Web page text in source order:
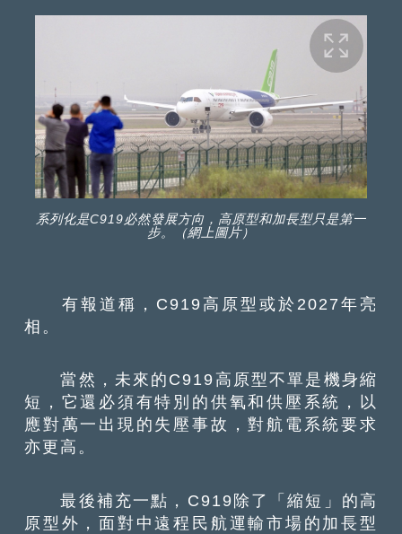
系列化是C919必然發展方向，高原型和加長型只是第一
步。（網上圖片）
有報道稱，C919高原型或於2027年亮
相。
當然，未來的C919高原型不單是機身縮
短，它還必須有特別的供氧和供壓系統，以
應對萬一出現的失壓事故，對航電系統要求
亦更高。
最後補充一點，C919除了「縮短」的高
原型外，面對中遠程民航運輸市場的加長型